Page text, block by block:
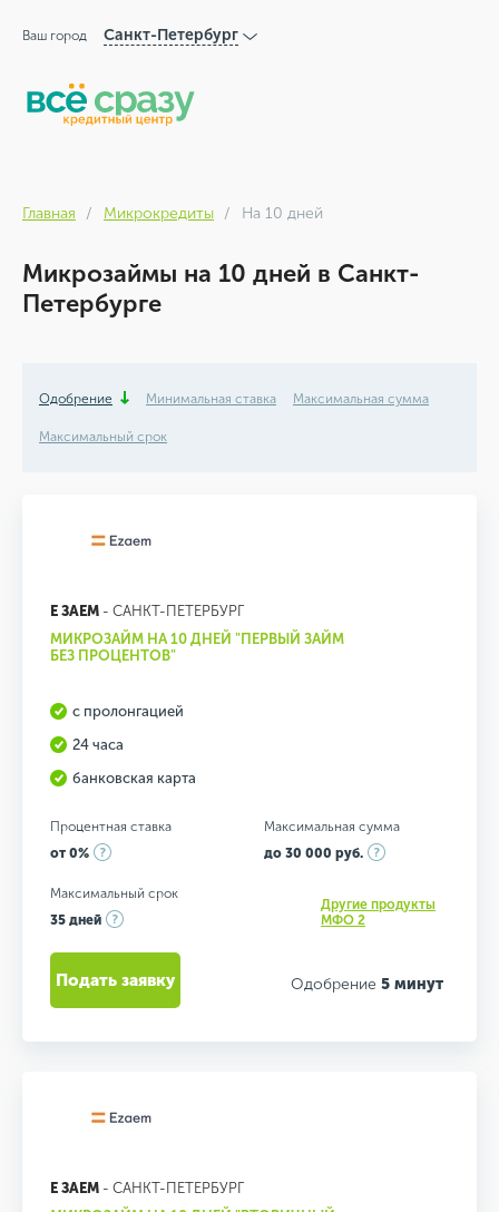
Ваш город Санкт-Петербург
Главная Микрокредиты На 10 дней
Микрозаймы на 10 дней в Санкт-
Петербурге
Одобрение Минимальная ставка Максимальная сумма
Максимальный срок
Е ЗАЕМ - САНКТ-ПЕТЕРБУРГ
МИКРОЗАЙМ НА 10 ДНЕЙ "ПЕРВЫЙ ЗАЙМ
БЕЗ ПРОЦЕНТОВ"
с пролонгацией
24 часа
банковская карта
Процентная ставка
от 0%
Максимальная сумма
до 30 000 руб.
Максимальный срок
35 дней
Другие продукты
МФО 2
Одобрение 5 минут
Подать заявку
Е ЗАЕМ - САНКТ-ПЕТЕРБУРГ